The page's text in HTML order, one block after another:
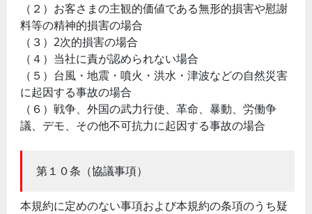
（２）お客さまの主観的価値である無形的損害や慰謝
料等の精神的損害の場合
（３）2次的損害の場合
（４）当社に責が認められない場合
（５）台風・地震・噴火・洪水・津波などの自然災害
に起因する事故の場合
（６）戦争、外国の武力行使、革命、暴動、労働争
議、デモ、その他不可抗力に起因する事故の場合
第１０条（協議事項）
本規約に定めのない事項および本規約の条項のうち疑